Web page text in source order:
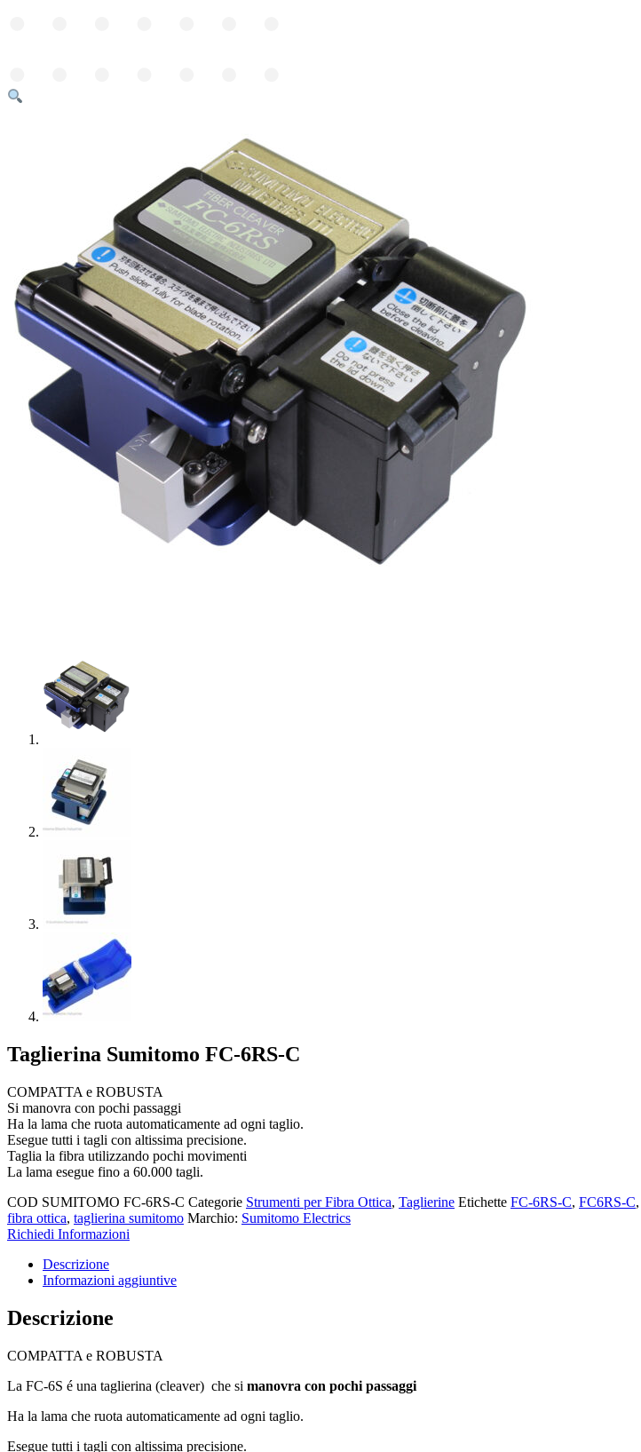
Taglierina Sumitomo FC-6RS-C
COMPATTA e ROBUSTA
Si manovra con pochi passaggi
Ha la lama che ruota automaticamente ad ogni taglio.
Esegue tutti i tagli con altissima precisione.
Taglia la fibra utilizzando pochi movimenti
La lama esegue fino a 60.000 tagli.
COD SUMITOMO FC-6RS-C Categorie Strumenti per Fibra Ottica, Taglierine Etichette FC-6RS-C, FC6RS-C,
fibra ottica, taglierina sumitomo Marchio: Sumitomo Electrics
Richiedi Informazioni
Descrizione
Informazioni aggiuntive
Descrizione
COMPATTA e ROBUSTA
La FC-6S é una taglierina (cleaver) che si manovra con pochi passaggi
Ha la lama che ruota automaticamente ad ogni taglio.
Esegue tutti i tagli con altissima precisione.